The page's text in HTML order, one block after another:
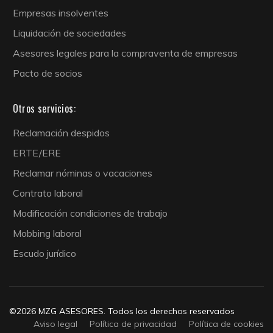
Empresas insolventes
Liquidación de sociedades
Asesores legales para la compraventa de empresas
Pacto de socios
Otros servicios:
Reclamación despidos
ERTE/ERE
Reclamar nóminas o vacaciones
Contrato laboral
Modificación condiciones de trabajo
Mobbing laboral
Escudo jurídico
©2026 MZG ASESORES. Todos los derechos reservados
Aviso legal
Política de privacidad Política de cookies